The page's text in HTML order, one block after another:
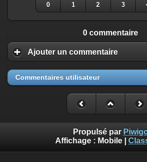
0 1 2 3
0 commentaire
Ajouter un commentaire
Commentaires utilisateur
Propulsé par
Affichage : Mobile